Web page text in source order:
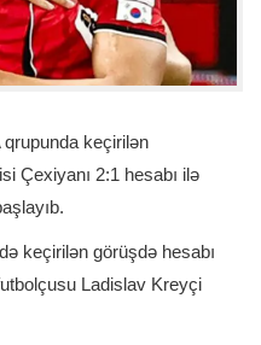
qrupunda keçirilən
Çexiyanı 2:1 hesabı ilə
keçirilən görüşdə hesabı
Ladislav Kreyçi